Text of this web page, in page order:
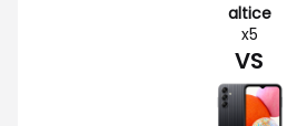
altice
x5
VS